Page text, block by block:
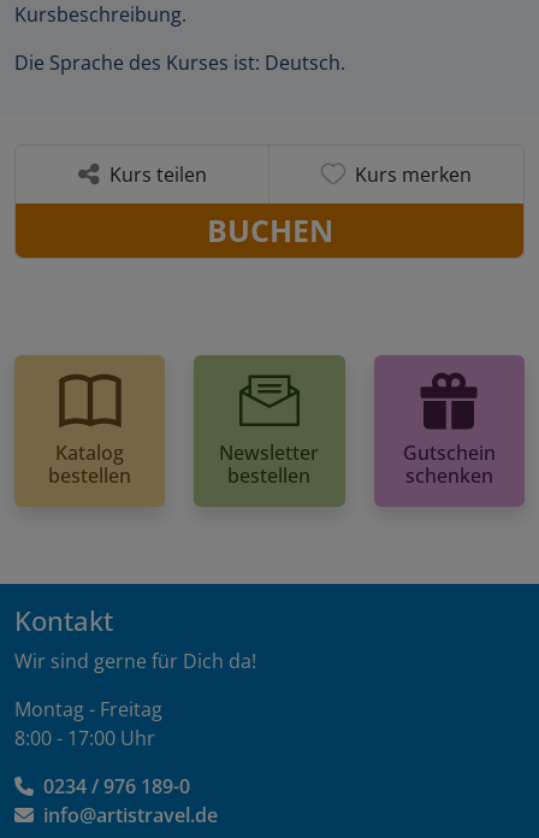
Kursbeschreibung.
Die Sprache des Kurses ist: Deutsch.
Kurs teilen Kurs merken
BUCHEN
Katalog
bestellen
Newsletter
bestellen
Gutschein
schenken
Kontakt
Wir sind gerne für Dich da!
Montag - Freitag
8:00 - 17:00 Uhr
0234 / 976 189-0
info@artistravel.de